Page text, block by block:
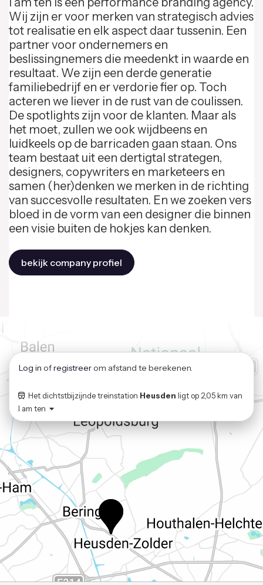
Wij zijn er voor merken van strategisch advies
tot realisatie en elk aspect daar tussenin. Een
partner voor ondernemers en
beslissingnemers die meedenkt in waarde en
resultaat. We zijn een derde generatie
familiebedrijf en er verdorie fier op. Toch
acteren we liever in de rust van de coulissen.
De spotlights zijn voor de klanten. Maar als
het moet, zullen we ook wijdbeens en
luidkeels op de barricaden gaan staan. Ons
team bestaat uit een dertigtal strategen,
designers, copywriters en marketeers en
samen (her)denken we merken in de richting
van succesvolle resultaten. En we zoeken vers
bloed in de vorm van een designer die binnen
een visie buiten de hokjes kan denken.
bekijk company profiel
Log in ofregistreerom afstand te berekenen.
Het dichtstbijzijnde treinstation Heusden ligt op2,05 km van
I am ten